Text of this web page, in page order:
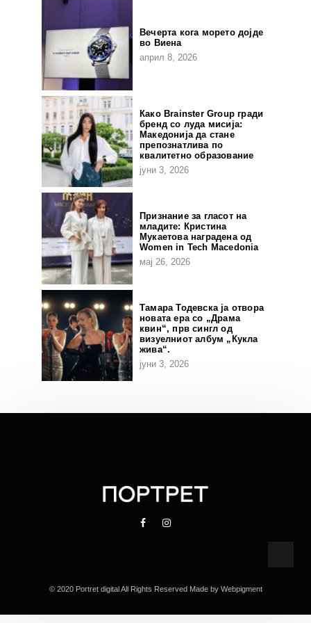
Вечерта кога морето дојде
во Виена
април 8, 2026
Како Brainster Group гради
бренд со луда мисија:
Македонија да стане
препознатлива по
квалитетно образование
јуни 3, 2026
Признание за гласот на
младите: Кристина
Мукаетова наградена од
Women in Tech Macedonia
мај 26, 2026
Тамара Тодевска ја отвора
новата ера со „Драма
квин“, прв сингл од
визуелниот албум „Кукла
жива“.
јуни 3, 2026
© 2020 Portret digital All Rights Reserved Made by Webpigment